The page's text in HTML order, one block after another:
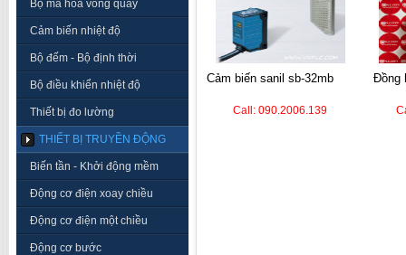
Bộ mã hóa vòng quay
Cảm biến nhiệt độ
Bộ đếm - Bộ định thời
Bộ điều khiển nhiệt độ
Thiết bị đo lường
THIẾT BỊ TRUYỀN ĐỘNG
Biến tần - Khởi động mềm
Động cơ điện xoay chiều
Động cơ điện một chiều
Động cơ bước
cảm biến sanil sb-32mb
Call: 090.2006.139
đồng hồ nhiệt autonics